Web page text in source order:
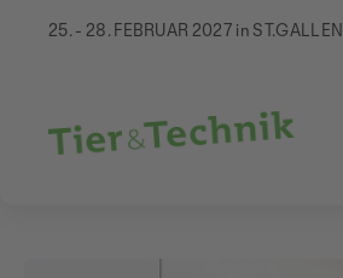
25. - 28. FEBRUAR 2027 in ST.GALLEN